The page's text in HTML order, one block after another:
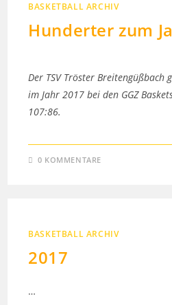
BASKETBALL ARCHIV
Hunderter zum
Der TSV Tröster Breitengüßbach
im Jahr 2017 bei den GGZ
107:86.
0 KOMMENTARE
BASKETBALL ARCHIV
2017
…